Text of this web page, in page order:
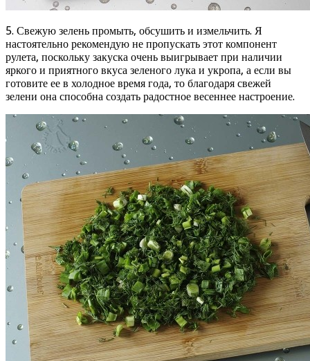
5. Свежую зелень промыть, обсушить и измельчить. Я
настоятельно рекомендую не пропускать этот компонент
рулета, поскольку закуска очень выигрывает при наличии
яркого и приятного вкуса зеленого лука и укропа, а если вы
готовите ее в холодное время года, то благодаря свежей
зелени она способна создать радостное весеннее настроение.